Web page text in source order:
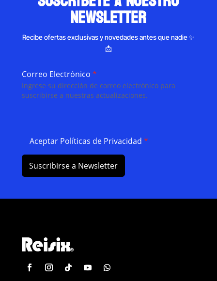
newsletter
Recibe ofertas exclusivas y novedades antes que nadie ✨
📩
Correo Electrónico *
Ingrese su dirección de correo electrónico para
suscribirse a nuestras actualizaciones.
Aceptar Políticas de Privacidad *
Suscribirse a Newsletter